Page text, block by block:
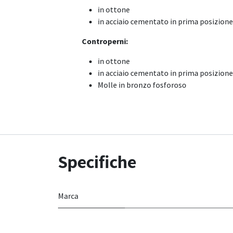
in ottone
in acciaio cementato in prima posizione
Controperni:
in ottone
in acciaio cementato in prima posizione
Molle in bronzo fosforoso
Specifiche
Marca